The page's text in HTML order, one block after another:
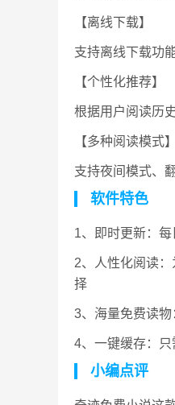
【离线下载】
支持离线下载功
【个性化推荐】
根据用户阅读历
【多种阅读模式】
支持夜间模式、
软件特色
1、即时更新：
2、人性化阅读
择
3、海量免费读
4、一键缓存：
小编点评